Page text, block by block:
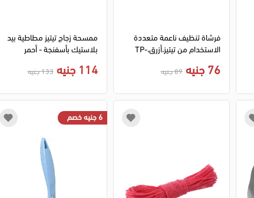
فرشاة تنظيف ناعمة متعددة
الاستخدام من تيتيز،أزرق،TP-
76 جنيه 89 جنيه
ممسحة زجاج تيتيز مطاطية بيد
بلاستيك بأسفنجة - أحمر
114 جنيه 133 جنيه
6 جنيه خصم